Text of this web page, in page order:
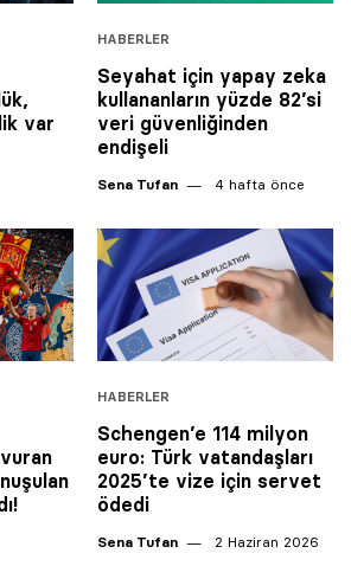
var
HABERLER
Seyahat için yapay zeka
kullananların yüzde 82’si
veri güvenliğinden
endişeli
Sena Tufan 4 hafta önce
HABERLER
Schengen’e 114 milyon
euro: Türk vatandaşları
2025’te vize için servet
ödedi
Sena Tufan 2 Haziran 2026